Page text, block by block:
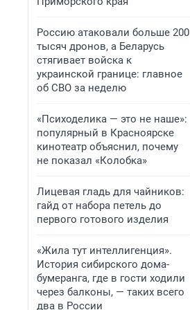
Россию атаковали больше 200
тысяч дронов, а Беларусь
стягивает войска к
украинской границе: главное
об СВО за неделю
«Психоделика — это не наше»:
популярный в Красноярске
кинотеатр объяснил, почему
не показал «Колобка»
Лицевая гладь для чайников:
гайд от набора петель до
первого готового изделия
«Жила тут интеллигенция».
История сибирского дома-
бумеранга, где в гости ходили
через балконы, — таких всего
два в России